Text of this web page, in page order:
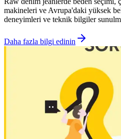
makineleri ve Avrupa'daki yüksek
deneyimleri ve teknik bilgiler
Daha fazla bilgi edinin